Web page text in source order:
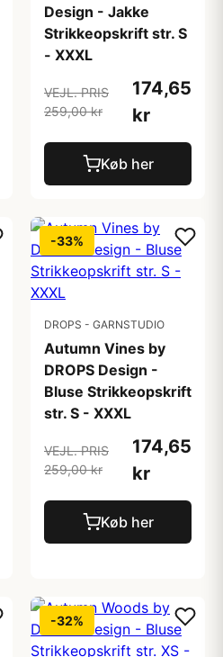
Design - Jakke
Strikkeopskrift str. S
- XXXL
VEJL. PRIS
259,00 kr
174,65
kr
Køb her
-33%
DROPS - GARNSTUDIO
Autumn Vines by
DROPS Design -
Bluse Strikkeopskrift
str. S - XXXL
VEJL. PRIS
259,00 kr
174,65
kr
Køb her
-32%